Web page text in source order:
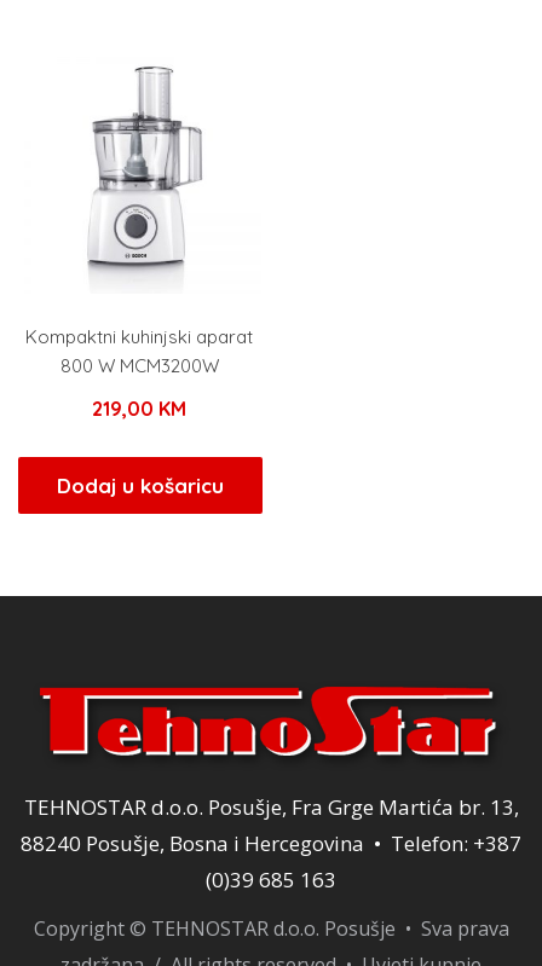
Kompaktni kuhinjski aparat
800 W MCM3200W
219,00 KM
Dodaj u košaricu
TEHNOSTAR d.o.o. Posušje, Fra Grge Martića br. 13,
88240 Posušje, Bosna i Hercegovina • Telefon: +387
(0)39 685 163
Copyright © TEHNOSTAR d.o.o. Posušje • Sva prava